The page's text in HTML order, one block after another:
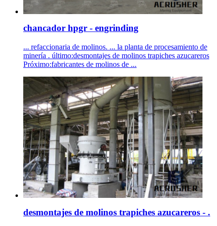
chancador hpgr - engrinding
... refaccionaria de molinos. ... la planta de procesamiento de
minería . último:desmontajes de molinos trapiches azucareros
Próximo:fabricantes de molinos de ...
desmontajes de molinos trapiches azucareros - .